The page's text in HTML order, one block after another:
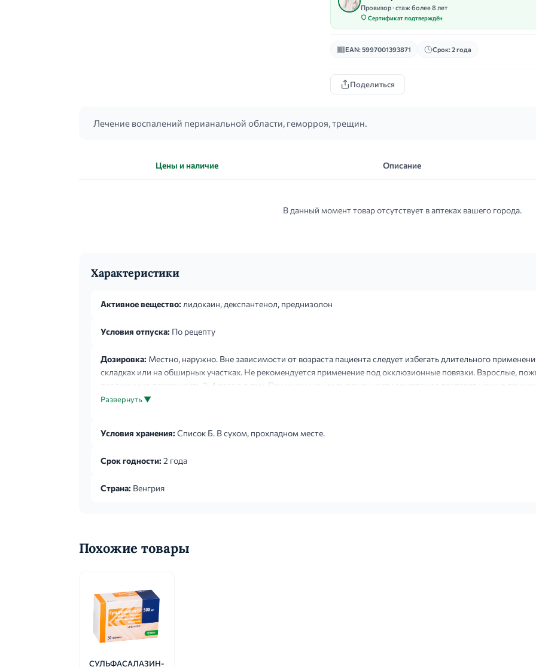
Провизор · стаж более 8 лет
Сертификат подтверждён
EAN: 5997001393871 Срок: 2 года
Поделиться
Лечение воспалений перианальной области, геморроя, трещин.
Цены и наличие Описание
В данный момент товар отсутствует в аптеках вашего города.
Характеристики
Активное вещество: лидокаин, декспантенол, преднизолон
Условия отпуска: По рецепту
Дозировка: Местно, наружно. Вне зависимости от возраста пациента следует избегать длительного
складках или на обширных участках. Не рекомендуется применение под окклюзионные повязки. Взрослые,
пораженную поверхность 2-4 раза в сутки. При уменьшении выраженности симптомов препарат можно
продолжать в течении 5-7 дней. Препарат противопоказан детям младше 1 года. Применение данного препарат...
Развернуть ▼
Условия хранения: Список Б. В сухом, прохладном месте.
Срок годности: 2 года
Страна: Венгрия
Похожие товары
СУЛЬФАСАЛАЗИН-